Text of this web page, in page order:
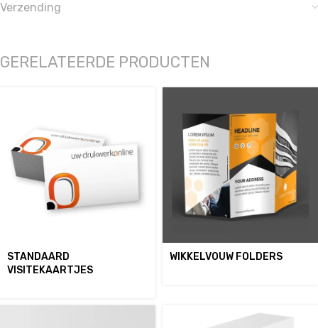
Verzending
GERELATEERDE PRODUCTEN
STANDAARD
VISITEKAARTJES
WIKKELVOUW FOLDERS